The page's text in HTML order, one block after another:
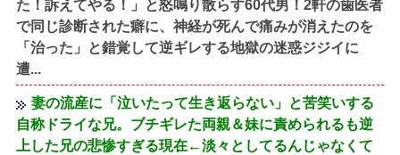
た！訴えてやる！」と怒鳴り散らす60代男！2軒の歯医者
で同じ診断された癖に、神経が死んで痛みが消えたのを
「治った」と錯覚して逆ギレする地獄の迷惑ジジイに
遭...
妻の流産に「泣いたって生き返らない」と苦笑いする
自称ドライな兄。ブチギレた両親＆妹に責められるも逆
上した兄の悲惨すぎる現在←淡々としてるんじゃなくて